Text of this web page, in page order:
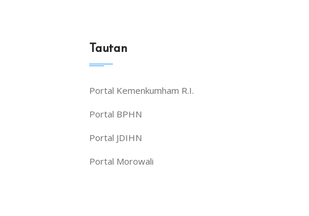
Tautan
Portal Kemenkumham R.I.
Portal BPHN
Portal JDIHN
Portal Morowali